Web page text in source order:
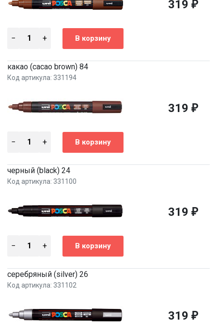
319 ₽
какао (cacao brown) 84
Код артикула: 331194
319 ₽
черный (black) 24
Код артикула: 331100
319 ₽
серебряный (silver) 26
Код артикула: 331102
319 ₽